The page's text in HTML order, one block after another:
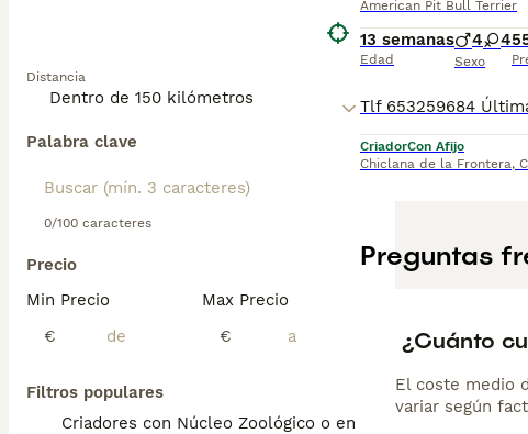
Distancia
Palabra clave
0/100 caracteres
Precio
Min Precio
€
Max Precio
€
Filtros populares
Criadores con Núcleo Zoológico o en el
American Pit Bull Terrier
13 semanas
Edad
4 4
Sexo
CriadorCon Afijo
Chiclana de la Frontera,
Preguntas
¿Cuánto
El coste medio
variar según